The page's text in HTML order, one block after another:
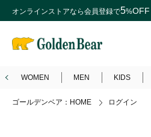
オンラインストアなら会員登録で5%OFF
WOMEN MEN KIDS
ゴールデンベア：HOME ログイン